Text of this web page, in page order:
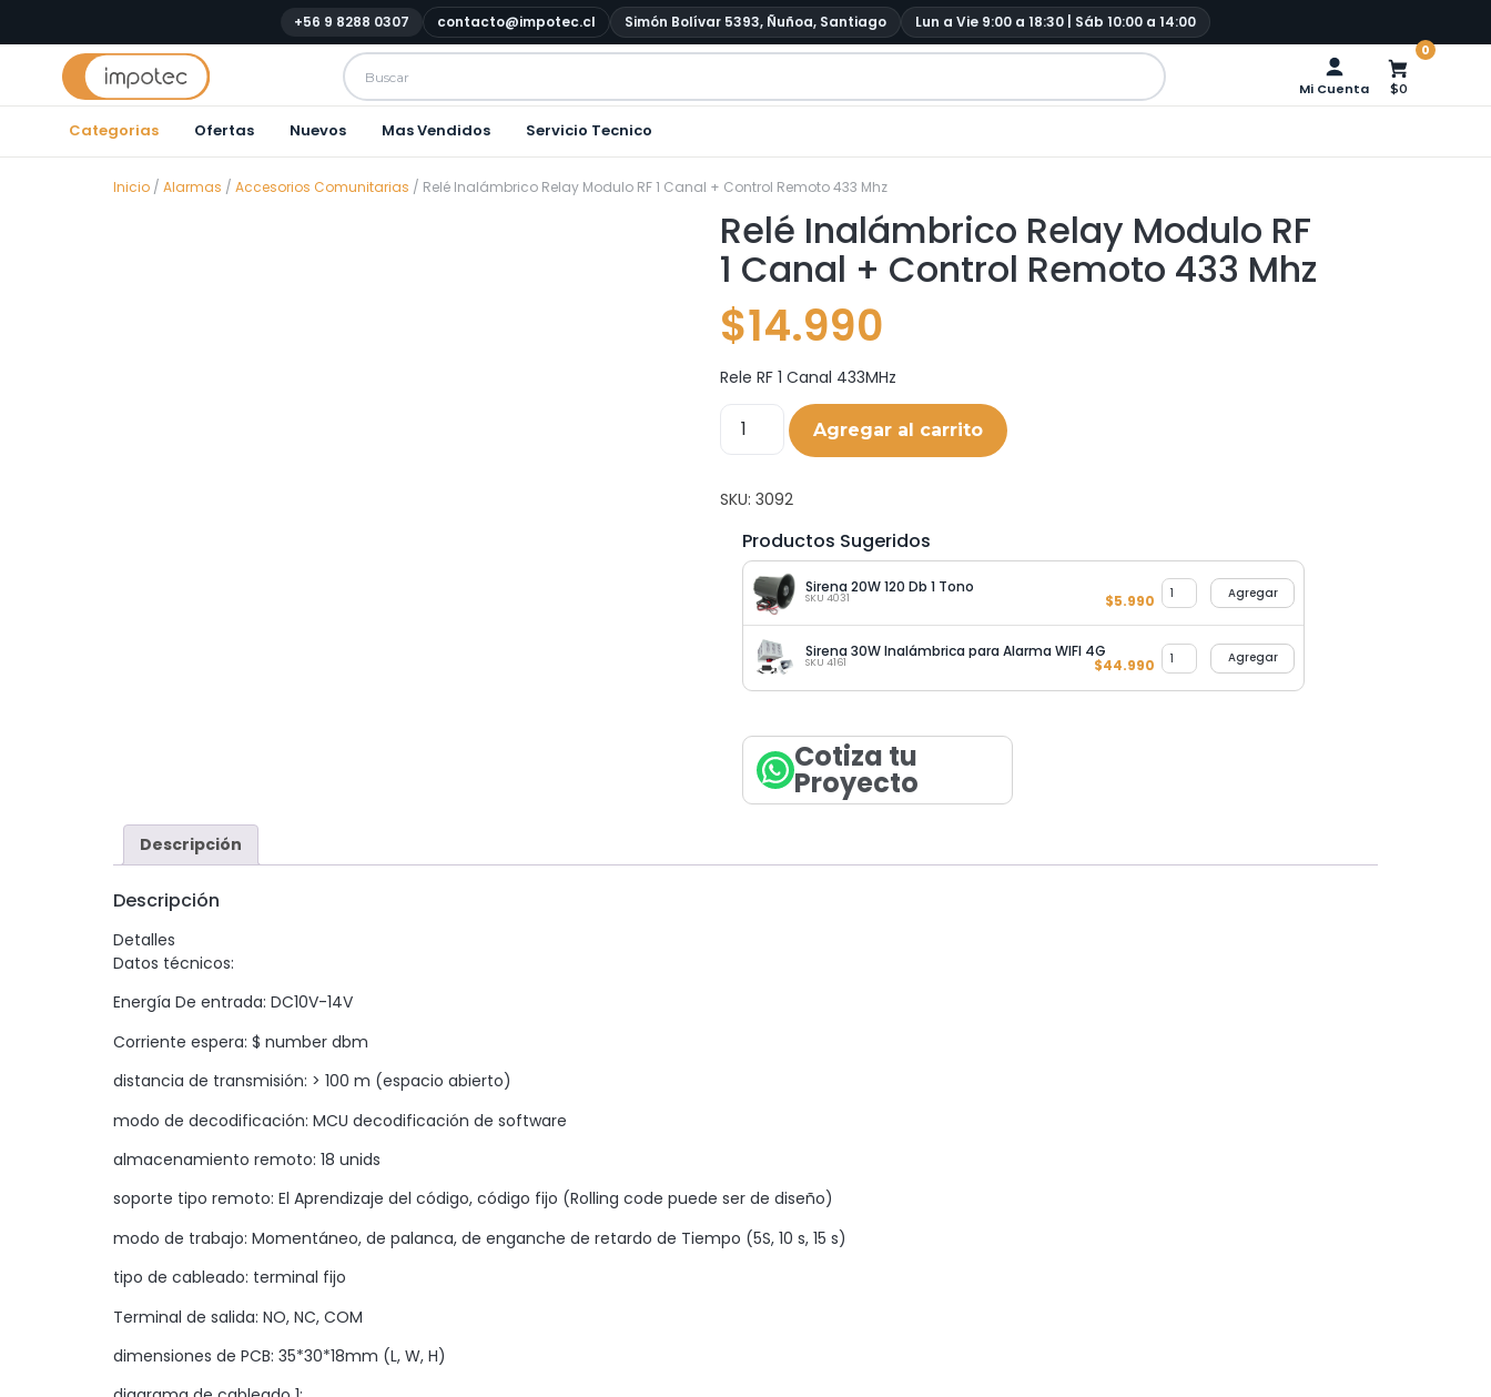
+56 9 8288 0307 contacto@impotec.cl Simón Bolívar 5393, Ñuñoa, Santiago Lun a Vie 9:00 a 18:30 | Sáb 10:00 a 14:00
Mi Cuenta
0
$0
Categorias Ofertas Nuevos Mas Vendidos Servicio Tecnico
Inicio / Alarmas / Accesorios Comunitarias / Relé Inalámbrico Relay Modulo RF 1 Canal + Control Remoto 433 Mhz
Relé Inalámbrico Relay Modulo RF
1 Canal + Control Remoto 433 Mhz
$14.990
Rele RF 1 Canal 433MHz
Agregar al carrito
SKU:3092
Productos Sugeridos
Sirena 20W 120 Db 1 Tono
SKU 4031 $5.990 Agregar
Sirena 30W Inalámbrica para Alarma WIFI 4G
SKU 4161 $44.990 Agregar
Cotiza tu
Proyecto
Descripción
Descripción
Detalles
Datos técnicos:
Energía De entrada: DC10V-14V
Corriente espera: $ number dbm
distancia de transmisión: > 100 m (espacio abierto)
modo de decodificación: MCU decodificación de software
almacenamiento remoto: 18 unids
soporte tipo remoto: El Aprendizaje del código, código fijo (Rolling code puede ser de diseño)
modo de trabajo: Momentáneo, de palanca, de enganche de retardo de Tiempo (5S, 10 s, 15 s)
tipo de cableado: terminal fijo
Terminal de salida: NO, NC, COM
dimensiones de PCB: 35*30*18mm (L, W, H)